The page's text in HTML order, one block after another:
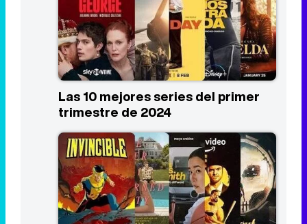
Las 10 mejores series del primer
trimestre de 2024